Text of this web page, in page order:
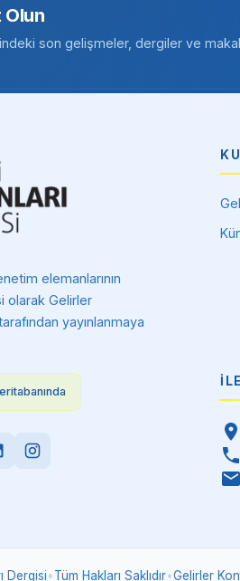
Olun
son gelişmeler, dergiler ve
elemanlarının
olarak Gelirler
yayınlanmaya
Dergisi•Tüm Hakları Saklıdır•Gelirler